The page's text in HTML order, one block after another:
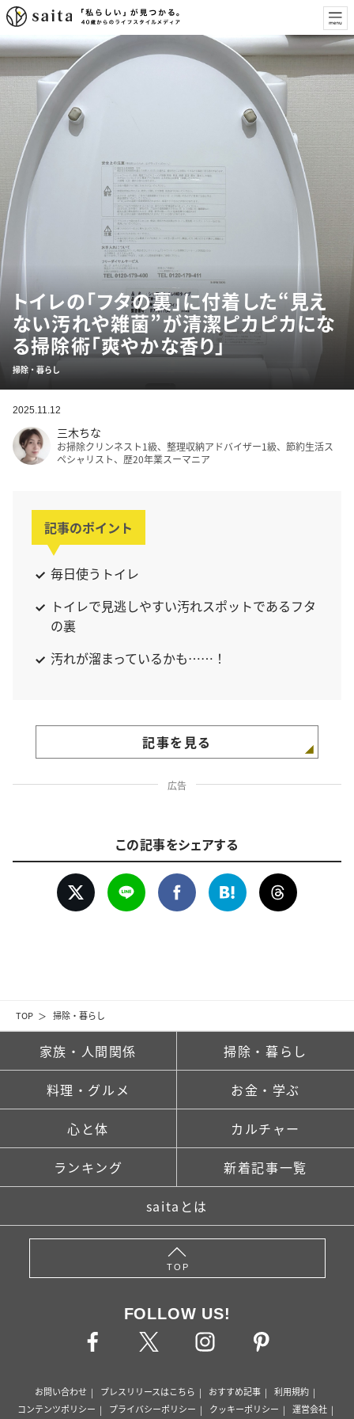
TOP 掃除・暮らし
トイレの「フタの裏」に付着した“見え
ない汚れや雑菌”が清潔ピカピカにな
る掃除術「爽やかな香り」
掃除・暮らし
2025.11.12
三木ちな
お掃除クリンネスト1級、整理収納アドバイザー1級、節約生活ス
ペシャリスト、歴20年業スーマニア
記事のポイント
毎日使うトイレ
トイレで見逃しやすい汚れスポットであるフタ
の裏
汚れが溜まっているかも……！
記事を見る
広告
この記事をシェアする
家族・人間関係 掃除・暮らし
料理・グルメ お金・学ぶ
心と体 カルチャー
ランキング 新着記事一覧
saitaとは
TOP
FOLLOW US!
お問い合わせ プレスリリースはこちら おすすめ記事
利用規約
コンテンツポリシー
プライバシーポリシー クッキーポリシー 運営会社